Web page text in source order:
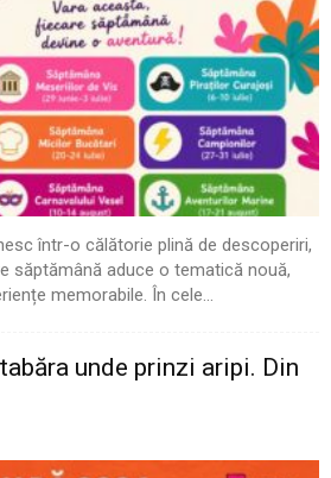
într-o călătorie plină de descoperiri,
săptămână aduce o tematică nouă,
memorabile. În cele...
unde prinzi aripi. Din